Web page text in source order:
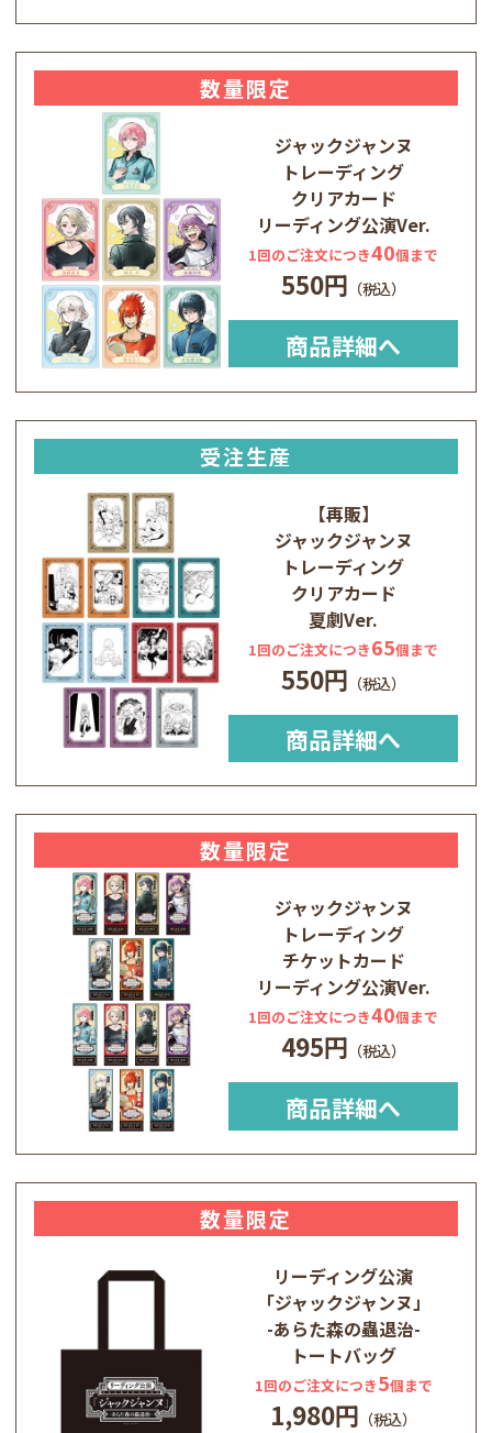
数量限定
ジャックジャンヌ
トレーディング
クリアカード
リーディング公演Ver.
1回のご注文につき40個まで
550円
商品詳細へ
受注生産
【再販】
ジャックジャンヌ
トレーディング
クリアカード
夏劇Ver.
1回のご注文につき65個まで
550円
商品詳細へ
数量限定
ジャックジャンヌ
トレーディング
チケットカード
リーディング公演Ver.
1回のご注文につき40個まで
495円
商品詳細へ
数量限定
リーディング公演
「ジャックジャンヌ」
-あらた森の蟲退治-
トートバッグ
1回のご注文につき5個まで
1,980円